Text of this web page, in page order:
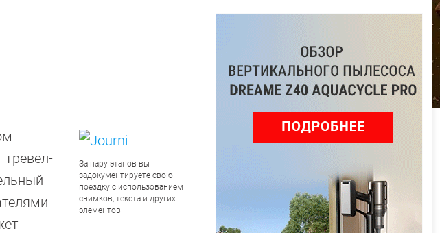
За пару этапов вы
задокументируете свою
поездку с использованием
снимков, текста и других
элементов